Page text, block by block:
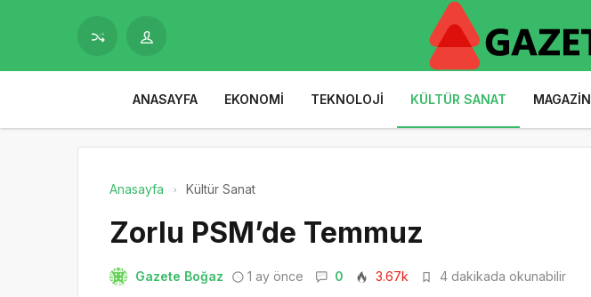
ANASAYFA EKONOMI TEKNOLOJI KÜLTÜR SANAT MAGAZIN
Anasayfa Kültür Sanat
Zorlu PSM’de Temmuz
Gazete Boğaz 1 ay önce 0 3.67k 4 dakikada okunabilir